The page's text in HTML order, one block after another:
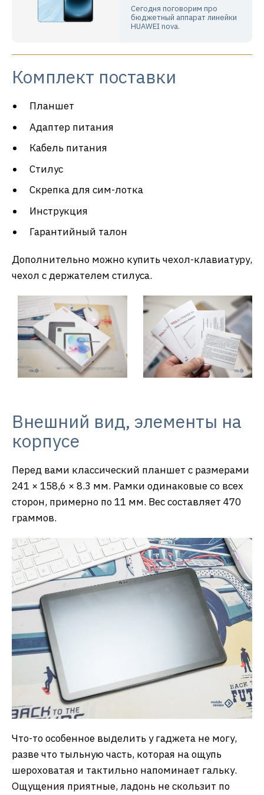
Сегодня поговорим про
бюджетный аппарат линейки
HUAWEI nova.
Комплект поставки
Планшет
Адаптер питания
Кабель питания
Стилус
Скрепка для сим-лотка
Инструкция
Гарантийный талон
Дополнительно можно купить чехол-клавиатуру,
чехол с держателем стилуса.
Внешний вид, элементы на
корпусе
Перед вами классический планшет с размерами
241 × 158,6 × 8.3 мм. Рамки одинаковые со всех
сторон, примерно по 11 мм. Вес составляет 470
граммов.
Что-то особенное выделить у гаджета не могу,
разве что тыльную часть, которая на ощупь
шероховатая и тактильно напоминает гальку.
Ощущения приятные, ладонь не скользит по